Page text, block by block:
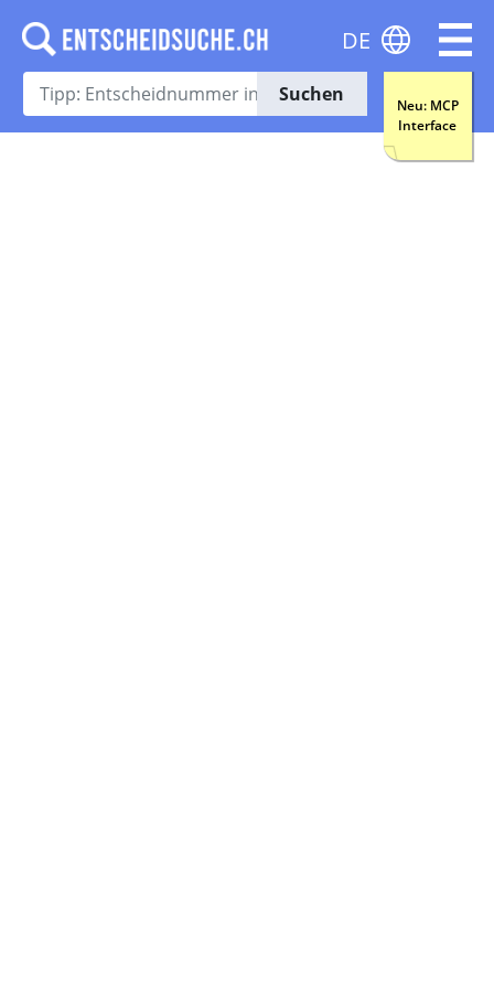
Suchen
Neu: MCP
Interface
DE